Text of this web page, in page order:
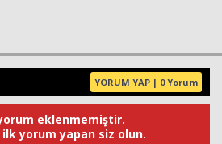
YORUM YAP | 0 Yorum
eklenmemiştir.
ilk yorum yapan siz olun.